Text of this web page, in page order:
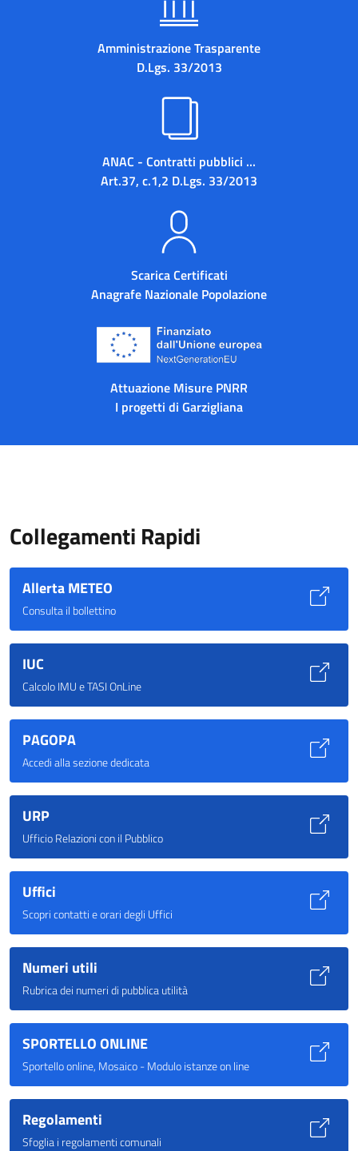
Amministrazione Trasparente
D.Lgs. 33/2013
ANAC - Contratti pubblici ...
Art.37, c.1,2 D.Lgs. 33/2013
Scarica Certificati
Anagrafe Nazionale Popolazione
Attuazione Misure PNRR
I progetti di Garzigliana
Collegamenti Rapidi
Allerta METEO
Consulta il bollettino
IUC
Calcolo IMU e TASI OnLine
PAGOPA
Accedi alla sezione dedicata
URP
Ufficio Relazioni con il Pubblico
Uffici
Scopri contatti e orari degli Uffici
Numeri utili
Rubrica dei numeri di pubblica utilità
SPORTELLO ONLINE
Sportello online, Mosaico - Modulo istanze on line
Regolamenti
Sfoglia i regolamenti comunali